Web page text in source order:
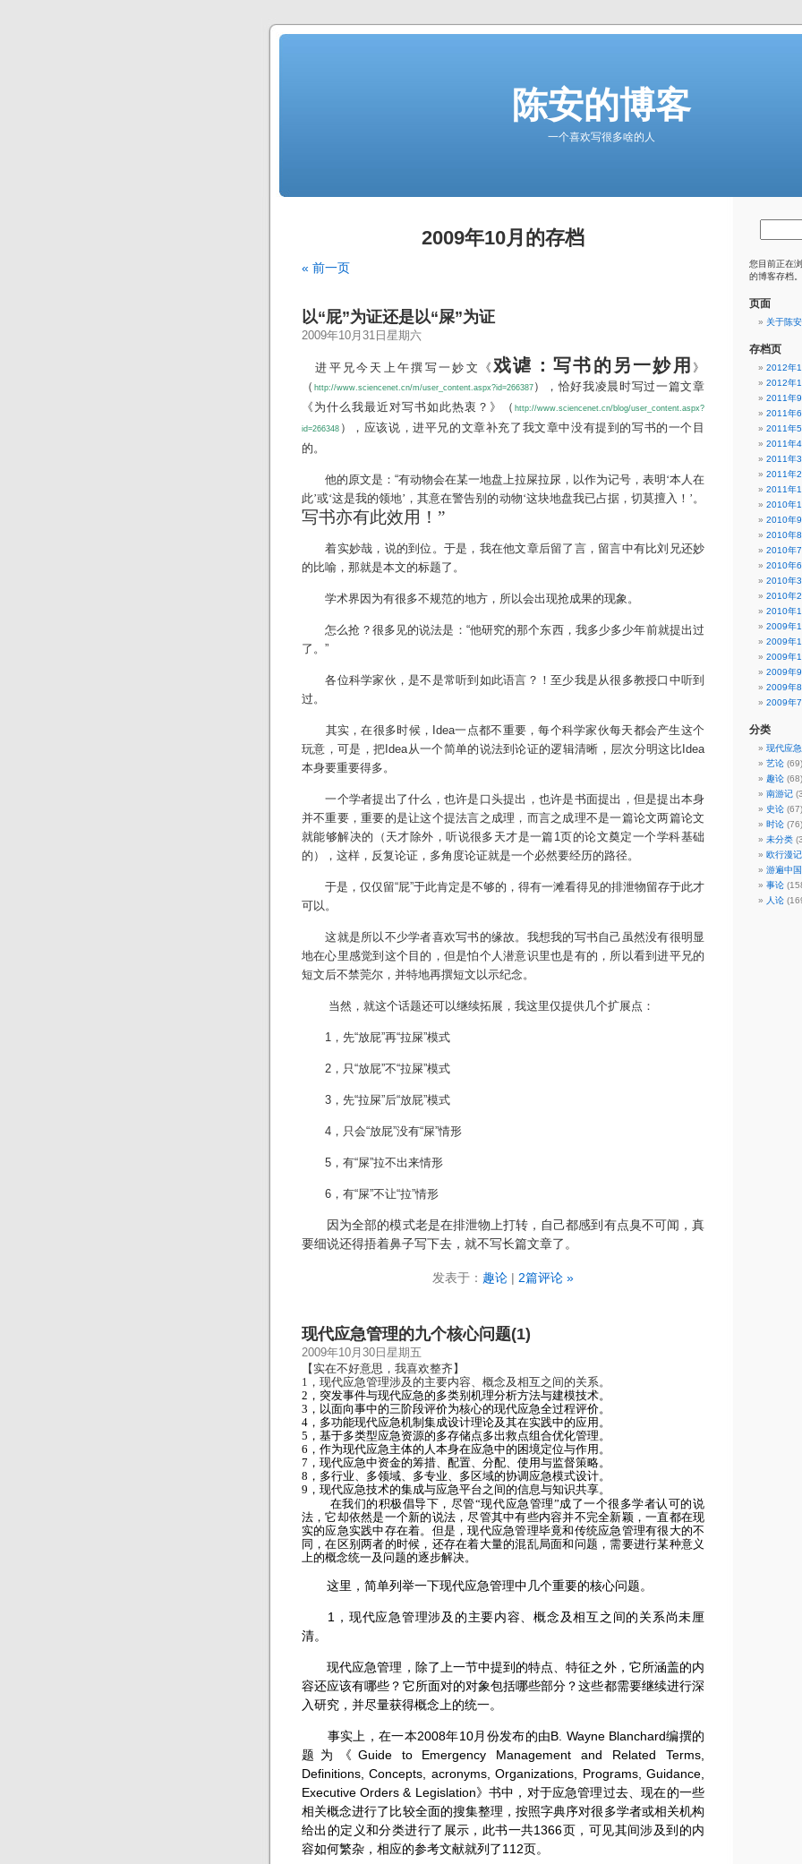
陈安的博客
一个喜欢写很多啥的人
2009年10月的存档
« 前一页
以“屁”为证还是以“屎”为证
2009年10月31日星期六
进平兄今天上午撰写一妙文《戏谑：写书的另一妙用 》
（ http://www.sciencenet.cn/m/user_content.aspx?id=266387），恰好我凌晨时写过一篇文章
《 为什么我最近对写书如此热衷？ 》（ http://www.sciencenet.cn/blog/user_content.aspx?
id=266348 ），应该说，进平兄的文章补充了我文章中没有提到的写书的一个目
的。
他的原文是：“有动物会在某一地盘上拉屎拉尿，以作为记号，表明‘本人在
此’或‘这是我的领地’，其意在警告别的动物‘这块地盘我已占据，切莫擅入！’。
写书亦有此效用！”
着实妙哉，说的到位。于是，我在他文章后留了言，留言中有比刘兄还妙
的比喻，那就是本文的标题了。
学术界因为有很多不规范的地方，所以会出现抢成果的现象。
怎么抢？很多见的说法是：“他研究的那个东西，我多少多少年前就提出过
了。”
各位科学家伙，是不是常听到如此语言？！至少我是从很多教授口中听到
过。
其实，在很多时候，Idea一点都不重要，每个科学家伙每天都会产生这个
玩意，可是，把Idea从一个简单的说法到论证的逻辑清晰，层次分明这比Idea
本身要重要得多。
一个学者提出了什么，也许是口头提出，也许是书面提出，但是提出本身
并不重要，重要的是让这个提法言之成理，而言之成理不是一篇论文两篇论文
就能够解决的（天才除外，听说很多天才是一篇1页的论文奠定一个学科基础
的），这样，反复论证，多角度论证就是一个必然要经历的路径。
于是，仅仅留“屁”于此肯定是不够的，得有一滩看得见的排泄物留存于此才
可以。
这就是所以不少学者喜欢写书的缘故。我想我的写书自己虽然没有很明显
地在心里感觉到这个目的，但是怕个人潜意识里也是有的，所以看到进平兄的
短文后不禁莞尔，并特地再撰短文以示纪念。
当然，就这个话题还可以继续拓展，我这里仅提供几个扩展点：
1，先“放屁”再“拉屎”模式
2，只“放屁”不“拉屎”模式
3，先“拉屎”后“放屁”模式
4，只会“放屁”没有“屎”情形
5，有“屎”拉不出来情形
6，有“屎”不让“拉”情形
因为全部的模式老是在排泄物上打转，自己都感到有点臭不可闻，真
要细说还得捂着鼻子写下去，就不写长篇文章了。
发表于： 趣论 | 2篇评论 »
现代应急管理的九个核心问题(1)
2009年10月30日星期五
【实在不好意思，我喜欢整齐】
1 ，现代应急管理涉及的主要内容、概念及相互之间的关系。
2 ，突发事件与现代应急的多类别机理分析方法与建模技术。
3 ，以面向事中的三阶段评价为核心的现代应急全过程评价。
4 ，多功能现代应急机制集成设计理论及其在实践中的应用。
5 ，基于多类型应急资源的多存储点多出救点组合优化管理。
6 ，作为现代应急主体的人本身在应急中的困境定位与作用。
7，现代应急中资金的筹措、配置、分配、使用与监督策略。
8 ，多行业、多领域、多专业、多区域的协调应急模式设计。
9 ，现代应急技术的集成与应急平台之间的信息与知识共享。
在我们的积极倡导下，尽管“现代应急管理”成了一个很多学者认可的说
法，它却依然是一个新的说法，尽管其中有些内容并不完全新颖，一直都在现
实的应急实践中存在着。但是，现代应急管理毕竟和传统应急管理有很大的不
同，在区别两者的时候，还存在着大量的混乱局面和问题，需要进行某种意义
上的概念统一及问题的逐步解决。
这里，简单列举一下现代应急管理中几个重要的核心问题。
1，现代应急管理涉及的主要内容、概念及相互之间的关系尚未厘
清。
现代应急管理，除了上一节中提到的特点、特征之外，它所涵盖的内
容还应该有哪些？它所面对的对象包括哪些部分？这些都需要继续进行深
入研究，并尽量获得概念上的统一。
事实上，在一本2008年10月份发布的由B. Wayne Blanchard编撰的
题为《Guide to Emergency Management and Related Terms,
Definitions, Concepts, acronyms, Organizations, Programs, Guidance,
Executive Orders & Legislation》书中，对于应急管理过去、现在的一些
相关概念进行了比较全面的搜集整理，按照字典序对很多学者或相关机构
给出的定义和分类进行了展示，此书一共1366页，可见其间涉及到的内
容如何繁杂，相应的参考文献就列了112页。
您目前正在
的博客存档。
页面
关于陈
存档页
2012年
2012年
2011年9
2011年6
2011年5
2011年4
2011年3
2011年2
2011年1
2010年
2010年9
2010年8
2010年7
2010年6
2010年3
2010年2
2010年1
2009年
2009年
2009年
2009年9
2009年8
2009年7
分类
现代应急
艺论 (69)
趣论 (68)
南游记
史论 (67)
时论 (76)
未分类
欧行漫记
游遍中国
事论
人论